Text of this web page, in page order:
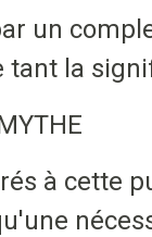
un
tant la
à cette